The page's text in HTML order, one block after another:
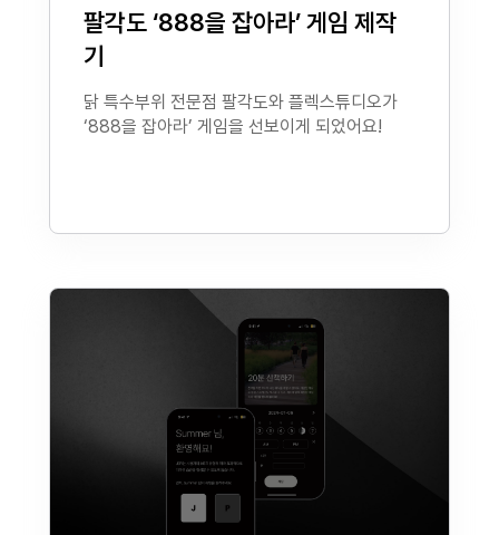
팔각도 ‘888을 잡아라’ 게임 제작
기
닭 특수부위 전문점 팔각도와 플렉스튜디오가
‘888을 잡아라’ 게임을 선보이게 되었어요!